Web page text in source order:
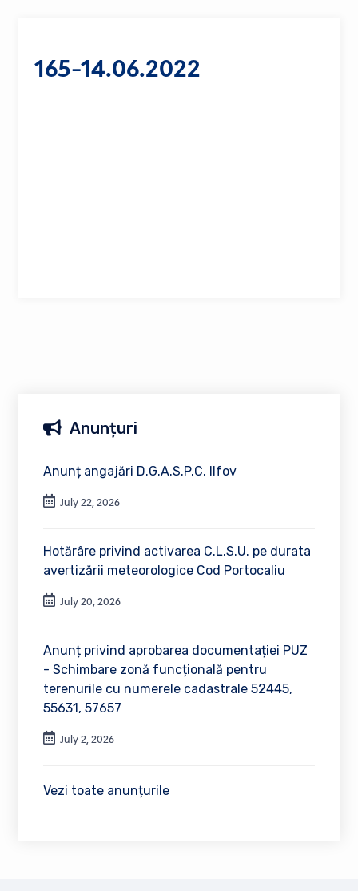
165-14.06.2022
Anunțuri
Anunț angajări D.G.A.S.P.C. Ilfov
July 22, 2026
Hotărâre privind activarea C.L.S.U. pe durata
avertizării meteorologice Cod Portocaliu
July 20, 2026
Anunț privind aprobarea documentației PUZ
- Schimbare zonă funcțională pentru
terenurile cu numerele cadastrale 52445,
55631, 57657
July 2, 2026
Vezi toate anunțurile